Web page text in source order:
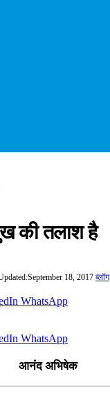
की तलाश है
September 18, 2017 ब्लॉग
WhatsApp
WhatsApp
आनंद अभिषेक